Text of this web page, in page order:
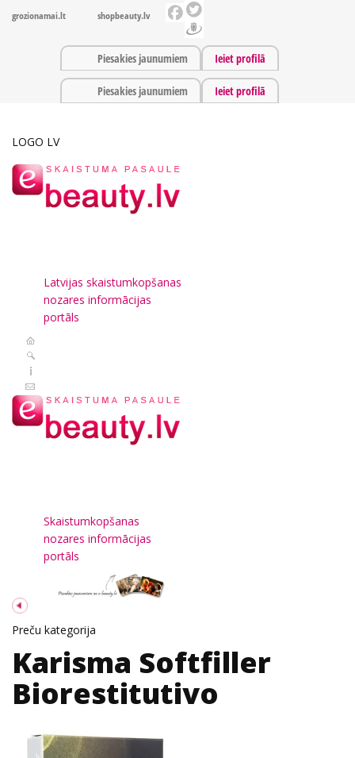
grozionamai.lt shopbeauty.lv
Piesakies jaunumiem Ieiet profilā
Piesakies jaunumiem Ieiet profilā
LOGO LV
Latvijas skaistumkopšanas
nozares informācijas
portāls
Skaistumkopšanas
nozares informācijas
portāls
Preču kategorija
Karisma Softfiller
Biorestitutivo